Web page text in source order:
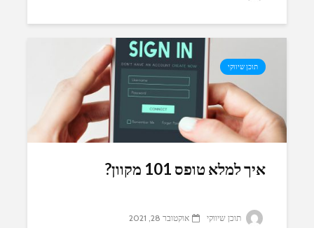
תוכן שיווקי
איך למלא טופס 101 מקוון?
תוכן שיווקי אוקטובר 28, 2021